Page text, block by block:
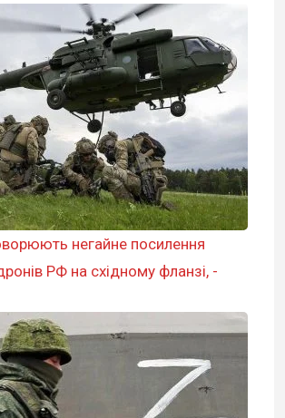
негайне посилення
РФ на східному фланзі, -